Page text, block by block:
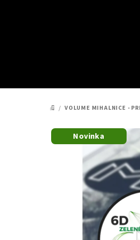
DOMOV
/ VOLUME MIHALNICE -
Novinka